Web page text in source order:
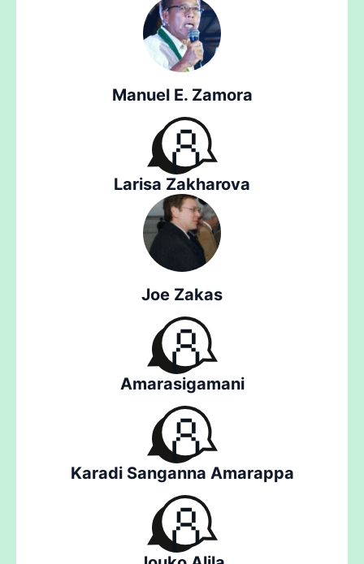
Manuel E. Zamora
Larisa Zakharova
Joe Zakas
Amarasigamani
Karadi Sanganna Amarappa